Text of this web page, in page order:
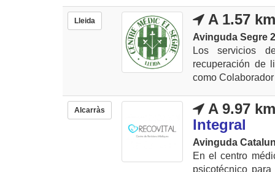
Lleida A 1.57
Avinguda Segre
Los servicios
recuperación de
como Colaborador
Alcarràs
A 9.97
Integral
Avinguda
En el centro
psicotécnico